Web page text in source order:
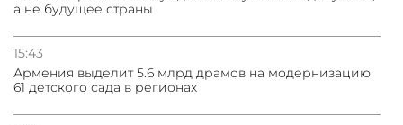
а не будущее страны
15:43
Армения выделит 5.6 млрд драмов на модернизацию
61 детского сада в регионах